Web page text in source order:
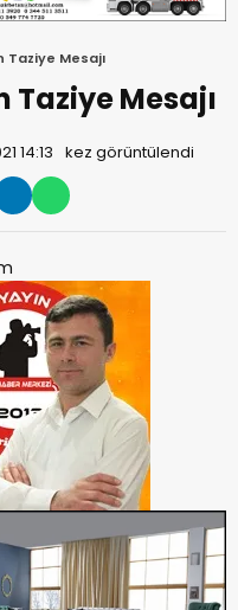
Taziye Mesajı
Taziye Mesajı
14:13 kez görüntülendi